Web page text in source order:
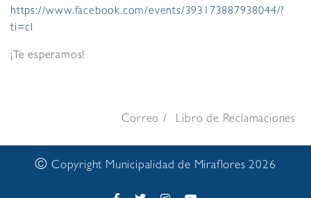
https://www.facebook.com/events/393173887938044/?
ti=cl
¡Te esperamos!
Correo Libro de Reclamaciones
© Copyright Municipalidad de Miraflores 2026